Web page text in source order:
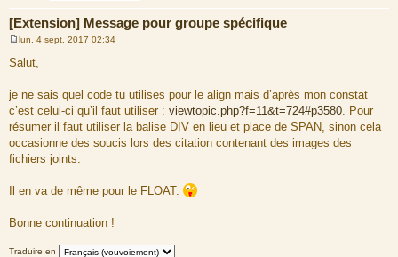
[Extension] Message pour groupe spécifique
e
s
a
g
e
lun. 4 sept. 2017 02:34
Salut,
je ne sais quel code tu utilises pour le align mais d’après mon constat
c’est celui-ci qu’il faut utiliser : viewtopic.php?f=11&t=724#p3580. Pour
résumer il faut utiliser la balise DIV en lieu et place de SPAN, sinon cela
occasionne des soucis lors des citation contenant des images des
fichiers joints.
Il en va de même pour le FLOAT.
Bonne continuation !
Traduire en